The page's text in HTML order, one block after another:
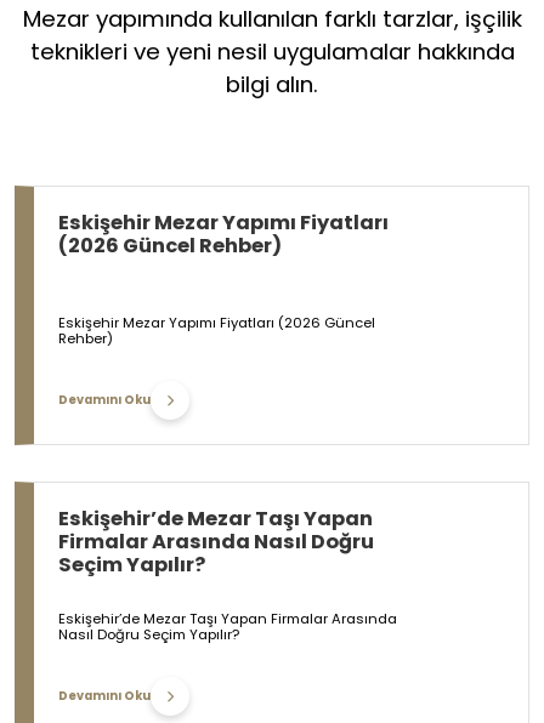
Mezar yapımında kullanılan farklı tarzlar, işçilik
teknikleri ve yeni nesil uygulamalar hakkında
bilgi alın.
Eskişehir Mezar Yapımı Fiyatları
(2026 Güncel Rehber)
Eskişehir Mezar Yapımı Fiyatları (2026 Güncel
Rehber)
Devamını Oku
Eskişehir’de Mezar Taşı Yapan
Firmalar Arasında Nasıl Doğru
Seçim Yapılır?
Eskişehir’de Mezar Taşı Yapan Firmalar Arasında
Nasıl Doğru Seçim Yapılır?
Devamını Oku